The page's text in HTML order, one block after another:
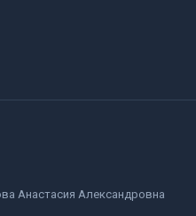
Анастасия Александровна